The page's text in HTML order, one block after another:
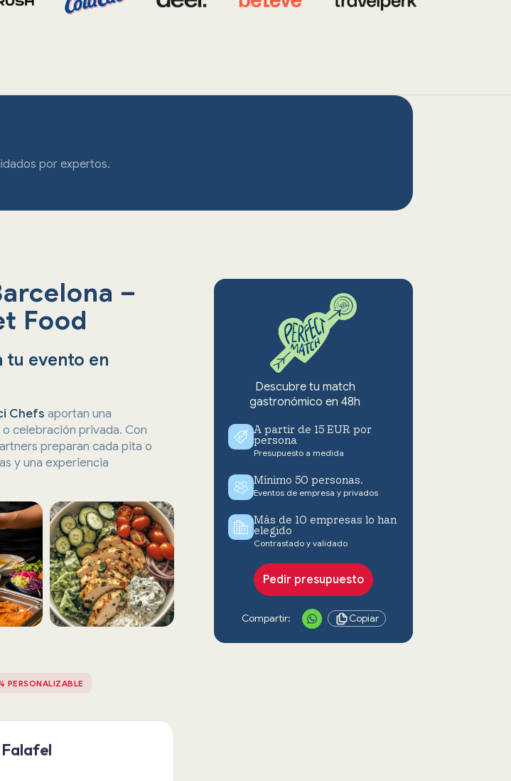
por expertos.
–
Food
tu evento en
Chefs aportan una
celebración privada. Con
preparan cada pita o
y una experiencia
PERSONALIZABLE
Falafel
Descubre tu match
gastronómico en 48h
A partir de 15 EUR por
persona
Presupuesto a medida
Mínimo 50 personas.
Eventos de empresa y privados
Más de 10 empresas lo han
elegido
Contrastado y validado
Pedir presupuesto
Compartir: Copiar